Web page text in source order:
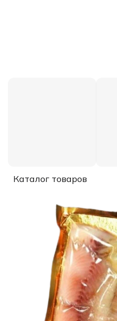
Каталог товаров